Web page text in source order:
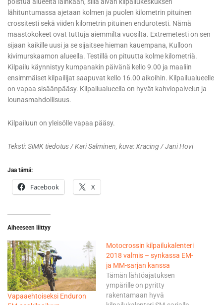
lähituntumassa ajetaan kolmen ja puolen kilometrin pituinen
crossitesti sekä viiden kilometrin pituinen endurotesti. Nämä
maastokokeet ovat tuttuja aiemmilta vuosilta. Extremetesti on sen
sijaan kaikille uusi ja se sijaitsee hieman kauempana, Kulloon
kivimurskaamon alueella. Testillä on pituutta kolme kilometriä.
Kilpailu käynnistyy kumpanakin päivänä kello 9.00 ja maaliin
ensimmäiset kilpailijat saapuvat kello 16.00 aikoihin. Kilpailualueelle
on vapaa sisäänpääsy. Kilpailualueella on hyvät kahviopalvelut ja
lounasmahdollisuus.
Kilpailuun on yleisölle vapaa pääsy.
Teksti: SiMK tiedotus / Kari Salminen, kuva: Xracing / Jani Hovi
Jaa tämä:
Facebook X
Aiheeseen liittyy
Vapaaehtoiseksi Enduron
Motocrossin kilpailukalenteri
2018 valmis – synkassa EM-
ja MM-sarjan kanssa
Tämän lähtöajatuksen
ympärille on pyritty
rakentamaan hyvä